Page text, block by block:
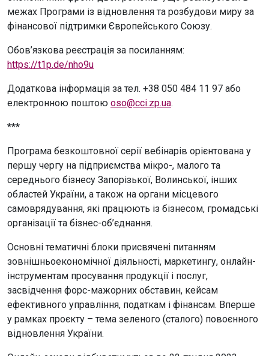
межах Програми із відновлення та розбудови миру за
фінансової підтримки Європейського Союзу.
Обов’язкова реєстрація за посиланням:
https://t1p.de/nho9u
Додаткова інформація за тел. +38 050 484 11 97 або
електронною поштою oso@cci.zp.ua.
***
Програма безкоштовної серії вебінарів орієнтована у
першу чергу на підприємства мікро-, малого та
середнього бізнесу Запорізької, Волинської, інших
областей України, а також на органи місцевого
самоврядування, які працюють із бізнесом, громадські
організації та бізнес-об’єднання.
Основні тематичні блоки присвячені питанням
зовнішньоекономічної діяльності, маркетингу, онлайн-
інструментам просування продукції і послуг,
засвідчення форс-мажорних обставин, кейсам
ефективного управління, податкам і фінансам. Вперше
у рамках проєкту – тема зеленого (сталого) повоєнного
відновлення України.